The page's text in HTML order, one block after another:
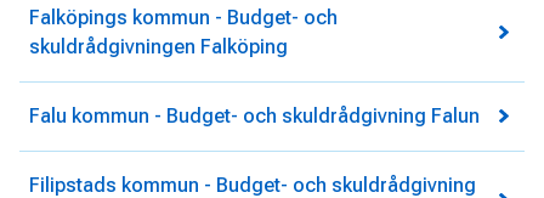
Falköpings kommun - Budget- och
skuldrådgivningen Falköping
Falu kommun - Budget- och skuldrådgivning Falun
Filipstads kommun - Budget- och skuldrådgivning